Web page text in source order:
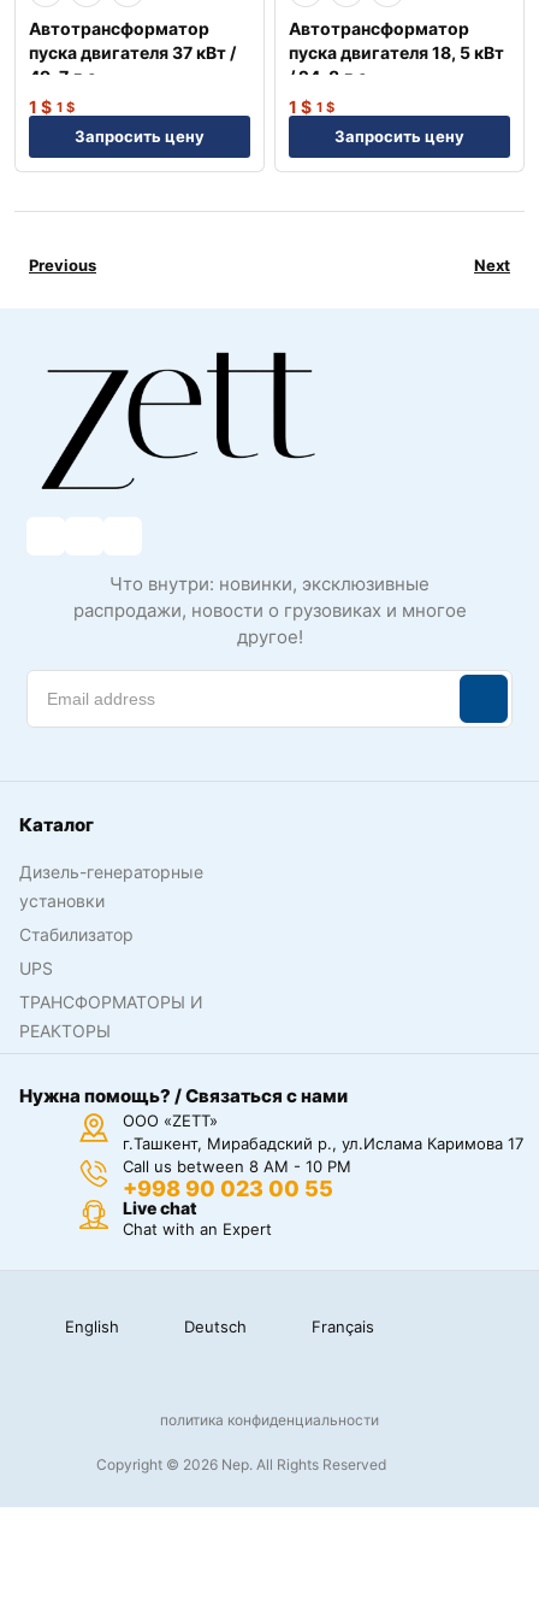
Автотрансформатор
пуска двигателя 37 кВт /
49, 7 л.с. —
Профессиональное
решение NEP
1 $ 1 $
Запросить цену
Автотрансформатор
пуска двигателя 18, 5 кВт
/ 24, 8 л.с. —
Профессиональное
решение NEP
1 $ 1 $
Запросить цену
Previous Next
Что внутри: новинки, эксклюзивные
распродажи, новости о грузовиках и многое
другое!
Каталог
Дизель-генераторные
установки
Стабилизатор
UPS
ТРАНСФОРМАТОРЫ И
РЕАКТОРЫ
Нужна помощь? / Связаться с нами
ООО «ZETT»
г.Ташкент, Мирабадский р., ул.Ислама Каримова 17
Call us between 8 AM - 10 PM
+998 90 023 00 55
Live chat
Chat with an Expert
English Deutsch Français
Copyright © 2026 Nep. All Rights Reserved
политика конфиденциальности